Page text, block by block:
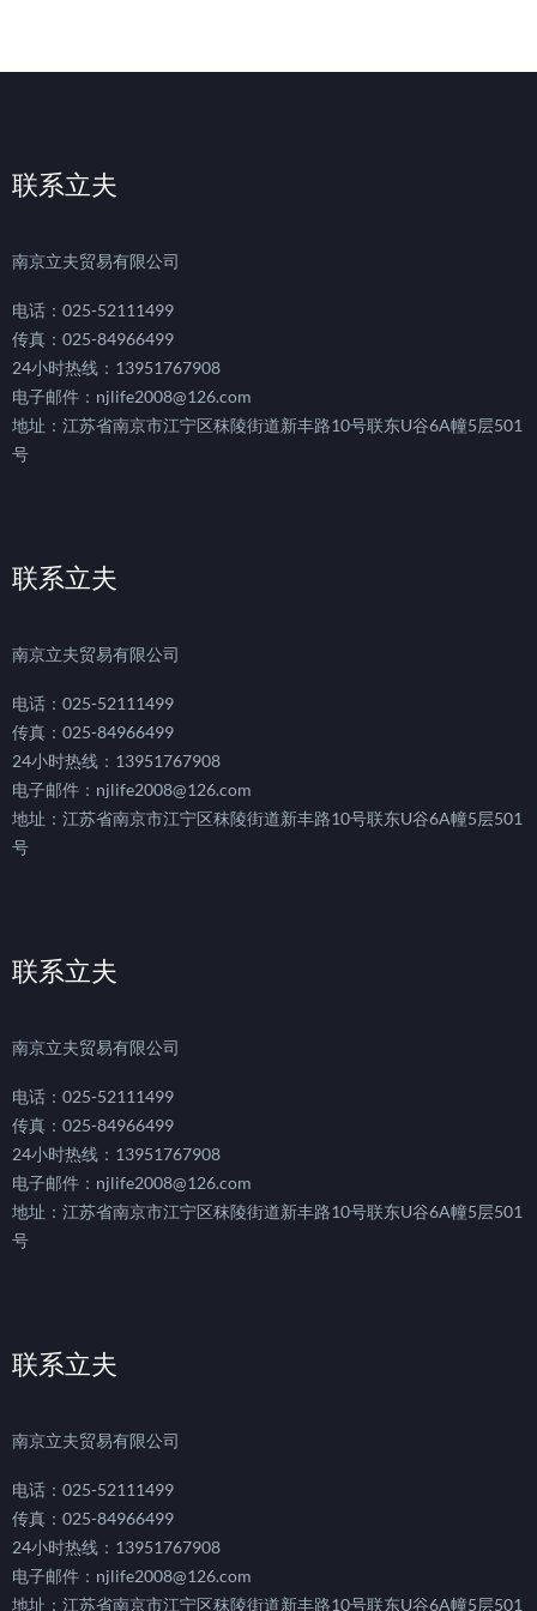
联系立夫
南京立夫贸易有限公司
电话：025-52111499
传真：025-84966499
24小时热线：13951767908
电子邮件：njlife2008@126.com
地址：江苏省南京市江宁区秣陵街道新丰路10号联东U谷6A幢5层501
号
联系立夫
南京立夫贸易有限公司
电话：025-52111499
传真：025-84966499
24小时热线：13951767908
电子邮件：njlife2008@126.com
地址：江苏省南京市江宁区秣陵街道新丰路10号联东U谷6A幢5层501
号
联系立夫
南京立夫贸易有限公司
电话：025-52111499
传真：025-84966499
24小时热线：13951767908
电子邮件：njlife2008@126.com
地址：江苏省南京市江宁区秣陵街道新丰路10号联东U谷6A幢5层501
号
联系立夫
南京立夫贸易有限公司
电话：025-52111499
传真：025-84966499
24小时热线：13951767908
电子邮件：njlife2008@126.com
地址：江苏省南京市江宁区秣陵街道新丰路10号联东U谷6A幢5层501